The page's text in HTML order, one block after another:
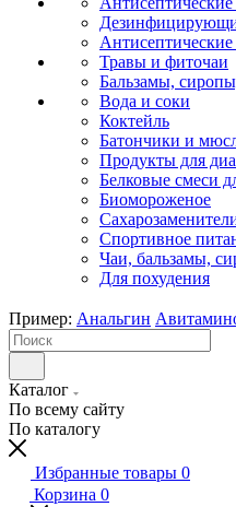
Антисептические
Травы и фиточаи
Бальзамы,
Вода и соки
Коктейль
Батончики и
Продукты для
Белковые смеси
Биомороженое
Спортивное
Чаи, бальзамы,
Для похудения
Пример: Анальгин
Каталог
По всему сайту
По каталогу
Избранные товары 0
Корзина 0